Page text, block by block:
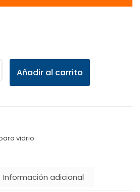
Añadir al carrito
vidrio
Información adicional